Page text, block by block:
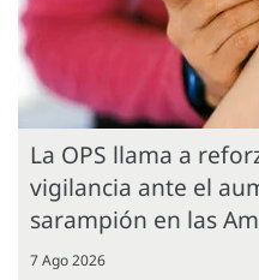
La OPS llama a
vigilancia ante el
sarampión en las
7 Ago 2026